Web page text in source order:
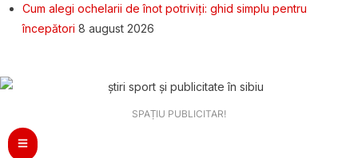
Cum alegi ochelarii de înot potriviți: ghid simplu pentru
începători 8 august 2026
SPAȚIU PUBLICITAR!